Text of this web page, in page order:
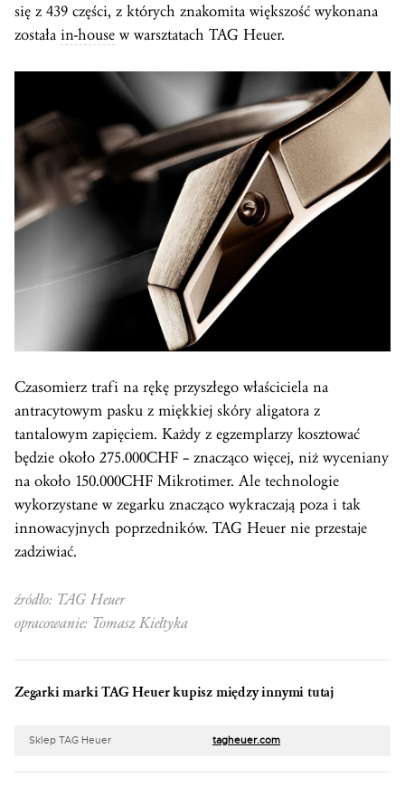
się z 439 części, z których znakomita większość wykonana
została in-house w warsztatach TAG Heuer.
Czasomierz trafi na rękę przyszłego właściciela na
antracytowym pasku z miękkiej skóry aligatora z
tantalowym zapięciem. Każdy z egzemplarzy kosztować
będzie około 275.000CHF – znacząco więcej, niż wyceniany
na około 150.000CHF Mikrotimer. Ale technologie
wykorzystane w zegarku znacząco wykraczają poza i tak
innowacyjnych poprzedników. TAG Heuer nie przestaje
zadziwiać.
źródło: TAG Heuer
opracowanie: Tomasz Kiełtyka
Zegarki marki TAG Heuer kupisz między innymi tutaj
Sklep TAG Heuer tagheuer.com